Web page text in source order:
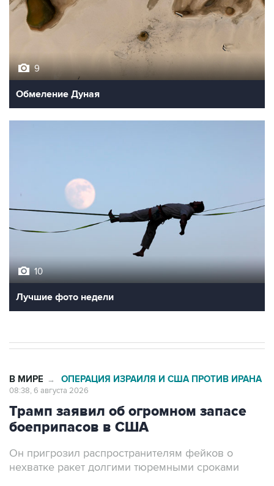
9
Обмеление Дуная
10
Лучшие фото недели
В МИРЕ → ОПЕРАЦИЯ ИЗРАИЛЯ И США ПРОТИВ ИРАНА
08:38, 6 августа 2026
Трамп заявил об огромном запасе
боеприпасов в США
Он пригрозил распространителям фейков о
нехватке ракет долгими тюремными сроками